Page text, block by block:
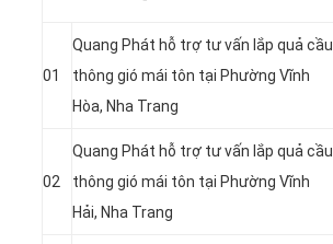
01
Quang Phát hỗ trợ tư vấn lắp quả cầu
thông gió mái tôn tại Phường Vĩnh
Hòa, Nha Trang
02
Quang Phát hỗ trợ tư vấn lắp quả cầu
thông gió mái tôn tại Phường Vĩnh
Hải, Nha Trang